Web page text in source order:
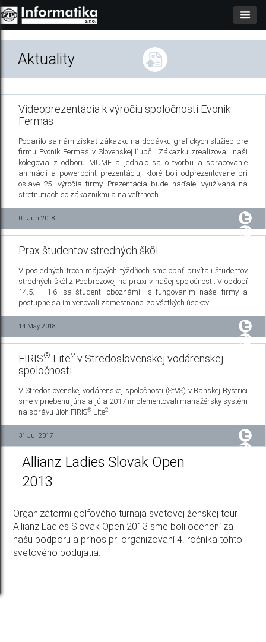
Aktuality
Videoprezentácia k výročiu spoločnosti Evonik
Fermas
Podarilo sa nám získať zákazku na dodávku grafických služieb pre
firmu Evonik Fermas v Slovenskej Ľupči. Zákazku zrealizovali naši
kolegovia z odboru MUME a jednalo sa o tvorbu a spracovanie
animácií a powerpoint prezentáciu, ktoré boli odprezentované pri
oslave 25. výročia firmy. Prezentácia bude naďalej využívaná na
stretnutiach so zákazníkmi a na veľtrhoch.
01 Jun 2018
Prax študentov stredných škôl
V posledných troch májových týždňoch sme opäť privítali študentov
stredných škôl z Podbrezovej na praxi v našej spoločnosti. V období
14.5. – 1.6. sa študenti oboznámili s fungovaním našej firmy a
postupne sa im venovali zamestnanci zo všetkých úsekov.
14 May 2018
FIRIS® Lite2v Stredoslovenskej vodárenskej
spoločnosti
V Stredoslovenskej vodárenskej spoločnosti (StVS) v Banskej Bystrici
sme v priebehu júna a júla 2017 implementovali manažérsky systém
na správu úloh FIRIS® Lite2.
31 Jul 2017
Allianz Ladies Slovak Open
2013
Organizátormi golfového turnaja svetovej ženskej tour
Allianz Ladies Slovak Open 2013 sme boli ocenení za
našu podporu a prínos pri organizovaní 4. ročníka tohto
svetového podujatia.